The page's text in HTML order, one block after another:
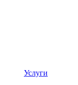
Услуги